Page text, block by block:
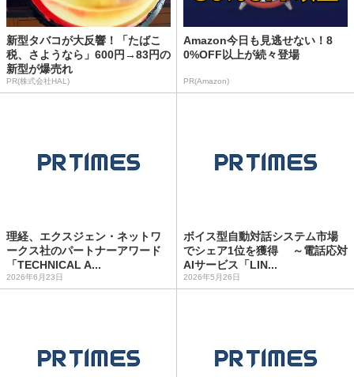
新型タバコが大反響！「たばこ
税、さようなら」600円→83円の
新型が爆売れ
PR(株式会社HAL)
Amazon今日も見逃せない！8
0%OFF以上が続々登場
PR(Amazon)
理経、エクスジェン・ネットワ
ークス社のパートナーアワード
「TECHNICAL A...
2026年6月23日
ボイス型自動対話システム市場
でシェア1位を獲得 ～電話応対
AIサービス「LIN...
2026年5月26日